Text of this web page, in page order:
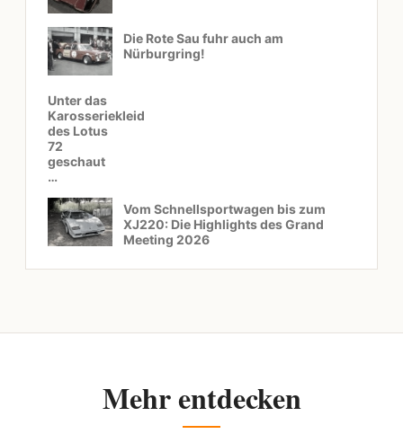
Die Rote Sau fuhr auch am
Nürburgring!
Unter das
Karosseriekleid
des Lotus
72
geschaut
…
Vom Schnellsportwagen bis zum
XJ220: Die Highlights des Grand
Meeting 2026
Mehr entdecken